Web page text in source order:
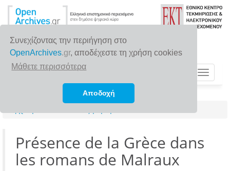
Συνεχίζοντας την περιήγηση στο
OpenArchives.gr, αποδέχεστε τη χρήση cookies
Μάθετε περισσότερα
Αποδοχή
Toggle
Présence de la Grèce dans
les romans de Malraux